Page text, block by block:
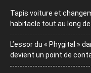
Tapis voiture et
habitacle tout au long de
L’essor du « Phygital »
devient un point de